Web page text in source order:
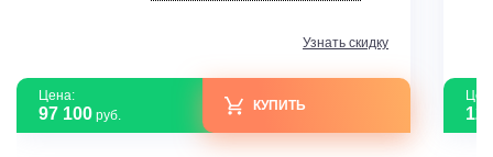
Узнать скидку
Цена:
97 100 руб.
КУПИТЬ